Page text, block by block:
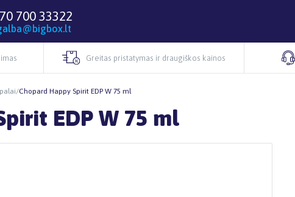
700 33322
Greitas pristatymas ir draugiškos kainos
/Chopard Happy Spirit EDP W 75 ml
EDP W 75 ml